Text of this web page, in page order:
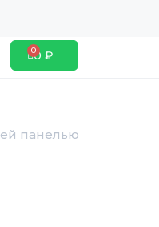
0 ₽
Cart
панелью